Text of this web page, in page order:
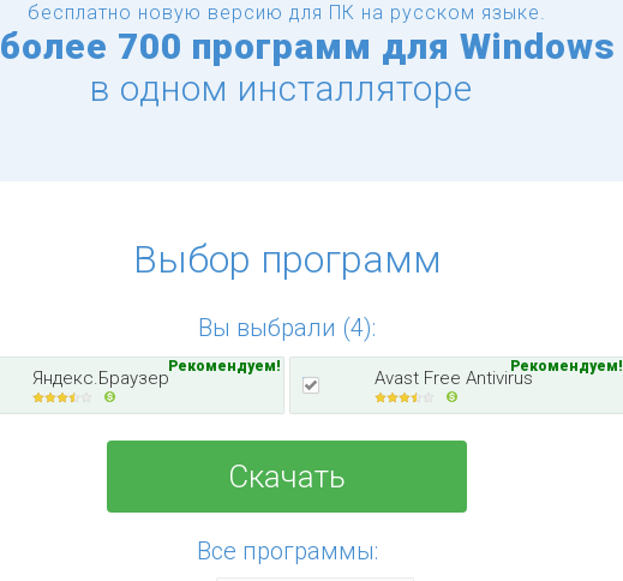
бесплатно новую версию для ПК на русском языке.
более 700 программ для Windows
в одном инсталляторе
Выбор программ
Вы выбрали (4):
Яндекс.Браузер
Рекомендуем!
Avast Free Antivirus
Рекомендуем!
Скачать
Все программы: